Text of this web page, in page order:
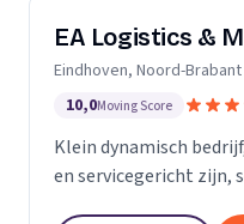
EA Logistics &
Eindhoven, Noord-Brabant
10,0Moving Score
Klein dynamisch
en servicegericht zijn,